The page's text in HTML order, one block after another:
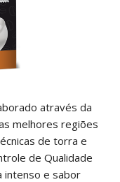
através da
melhores regiões
de torra e
de Qualidade
intenso e sabor